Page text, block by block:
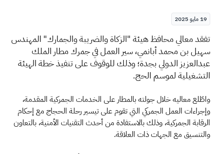
19 مايو 2025
​​تفقد معالي محافظ هيئة "الزكاة والضريبة والجمارك" المهندس
سهيل بن محمد أبانمي، سير العمل في جمرك مطار الملك
عبدالعزيز الدولي بجدة؛ وذلك للوقوف على تنفيذ خطة الهيئة
التشغيلية لموسم الحج.
واطّلع معاليه خلال جولته بالمطار على الخدمات الجمركية المقدمة،
وإجراءات العمل الجمركي التي تقوم على تيسير رحلة الحجاج مع إحكام
الرقابة الجمركية، وذلك بالاستفادة من أحدث التقنيات الأمنية، بالتعاون
والتنسيق مع الجهات ذات العلاقة.